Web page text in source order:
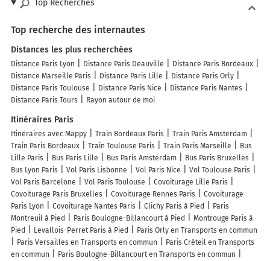
Top Recherches
Top recherche des internautes
Distances les plus recherchées
Distance Paris Lyon Distance Paris Deauville
Distance Paris Bordeaux
Distance Marseille Paris
Distance Paris Lille
Distance Paris Orly
Distance Paris Toulouse
Distance Paris Nice
Distance Paris Nantes
Distance Paris Tours
Rayon autour de moi
Itinéraires Paris
Itinéraires avec Mappy Train Bordeaux Paris
Train Paris Amsterdam
Train Paris Bordeaux
Train Toulouse Paris Train Paris Marseille
Bus
Lille Paris
Bus Paris Lille Bus Paris Amsterdam
Bus Paris Bruxelles
Bus Lyon Paris
Vol Paris Lisbonne Vol Paris Nice
Vol Toulouse Paris
Vol Paris Barcelone
Vol Paris Toulouse
Covoiturage Lille Paris
Covoiturage Paris Bruxelles
Covoiturage Rennes Paris
Covoiturage
Paris Lyon
Covoiturage Nantes Paris Clichy Paris à Pied
Paris
Montreuil à Pied
Paris Boulogne-Billancourt à Pied
Montrouge Paris à
Pied
Levallois-Perret Paris à Pied
Paris Orly en Transports en commun
Paris Versailles en Transports en commun
Paris Créteil en Transports
en commun
Paris Boulogne-Billancourt en Transports en commun